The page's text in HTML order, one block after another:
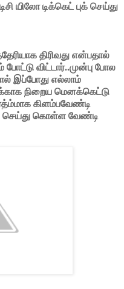
யிலோ டிக்கெட் புக் செய்து
திரிவது என்பதால்
போட்டு விட்டார்..முன்பு போல
இப்போது எல்லாம்
நிறைய மெனக்கெட்டு
கிளம்பவேண்டி
செய்து கொள்ள வேண்டி